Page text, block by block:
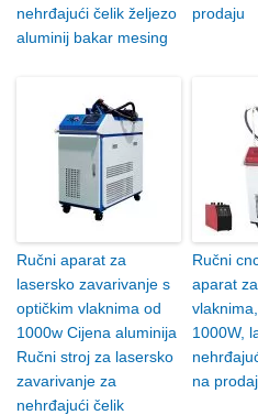
nehrđajući čelik željezo
aluminij bakar mesing
prodaju
Ručni aparat za
lasersko zavarivanje s
optičkim vlaknima od
1000w Cijena aluminija
Ručni stroj za lasersko
zavarivanje za
nehrđajući čelik
Ručni
aparat
1000W,
na